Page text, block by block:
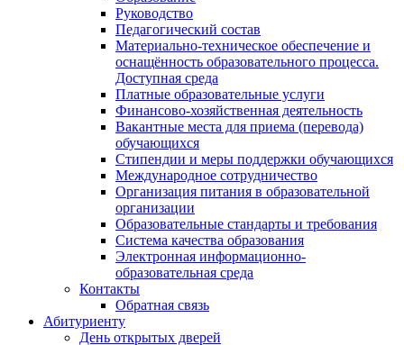
Руководство
Педагогический состав
Материально-техническое обеспечение и
оснащённость образовательного процесса.
Доступная среда
Платные образовательные услуги
Финансово-хозяйственная деятельность
Вакантные места для приема (перевода)
обучающихся
Стипендии и меры поддержки обучающихся
Международное сотрудничество
Организация питания в образовательной
организации
Образовательные стандарты и требования
Система качества образования
Электронная информационно-
образовательная среда
Контакты
Обратная связь
Абитуриенту
День открытых дверей